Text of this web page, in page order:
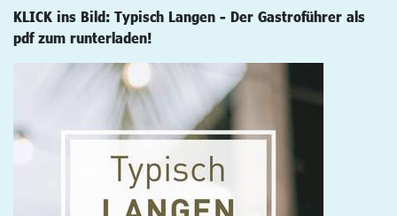
KLICK ins Bild: Typisch Langen - Der Gastroführer als
pdf zum runterladen!